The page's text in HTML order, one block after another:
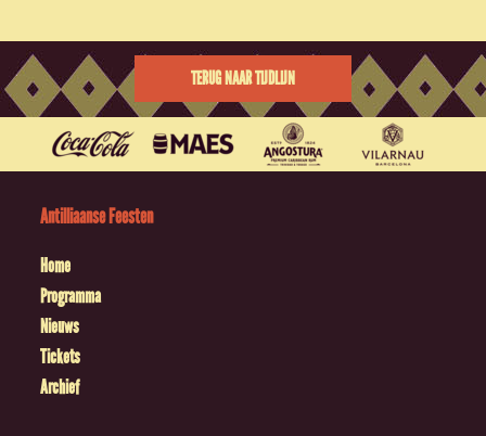
TERUG NAAR TIJDLIJN
Antilliaanse Feesten
Home
Programma
Nieuws
Tickets
Archief